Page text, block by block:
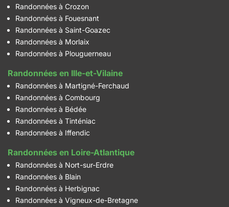
Randonnées à Crozon
Randonnées à Fouesnant
Randonnées à Saint-Goazec
Randonnées à Morlaix
Randonnées à Plouguerneau
Randonnées en Ille-et-Vilaine
Randonnées à Martigné-Ferchaud
Randonnées à Combourg
Randonnées à Bédée
Randonnées à Tinténiac
Randonnées à Iffendic
Randonnées en Loire-Atlantique
Randonnées à Nort-sur-Erdre
Randonnées à Blain
Randonnées à Herbignac
Randonnées à Vigneux-de-Bretagne